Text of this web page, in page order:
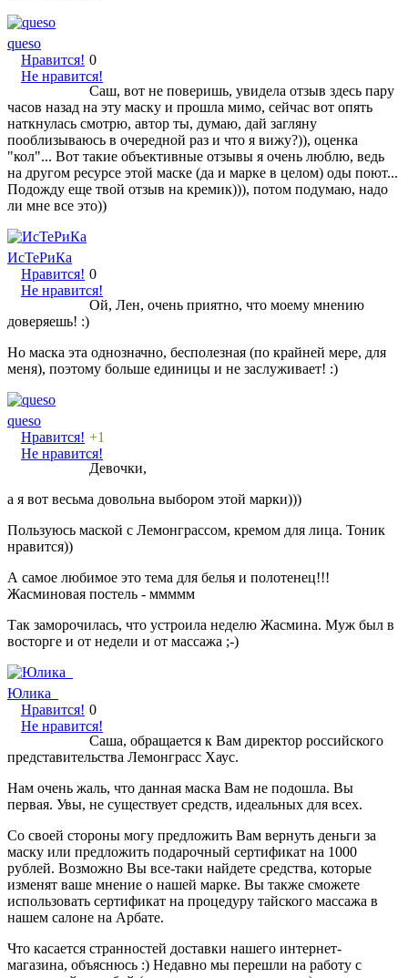
queso
Нравится!
Не нравится!
0
Саш, вот не поверишь, увидела отзыв здесь пару
часов назад на эту маску и прошла мимо, сейчас вот опять
наткнулась смотрю, автор ты, думаю, дай загляну
пооблизываюсь в очередной раз и что я вижу?)), оценка
"кол"... Вот такие объективные отзывы я очень люблю, ведь
на другом ресурсе этой маске (да и марке в целом) оды поют...
Подожду еще твой отзыв на кремик))), потом подумаю, надо
ли мне все это))
ИсТеРиКа
Нравится!
Не нравится!
0
Ой, Лен, очень приятно, что моему мнению
доверяешь! :)
Но маска эта однозначно, бесполезная (по крайней мере, для
меня), поэтому больше единицы и не заслуживает! :)
queso
Нравится!
Не нравится!
+1
Девочки,
а я вот весьма довольна выбором этой марки)))
Пользуюсь маской с Лемонграссом, кремом для лица. Тоник
нравится))
А самое любимое это тема для белья и полотенец!!!
Жасминовая постель - ммммм
Так заморочилась, что устроила неделю Жасмина. Муж был в
восторге и от недели и от массажа ;-)
Юлика_
Нравится!
Не нравится!
0
Саша, обращается к Вам директор российского
представительства Лемонграсс Хаус.
Нам очень жаль, что данная маска Вам не подошла. Вы
первая. Увы, не существует средств, идеальных для всех.
Со своей стороны могу предложить Вам вернуть деньги за
маску или предложить подарочный сертификат на 1000
рублей. Возможно Вы все-таки найдете средства, которые
изменят ваше мнение о нашей марке. Вы также сможете
использовать сертификат на процедуру тайского массажа в
нашем салоне на Арбате.
Что касается странностей доставки нашего интернет-
магазина, объяснюсь :) Недавно мы перешли на работу с